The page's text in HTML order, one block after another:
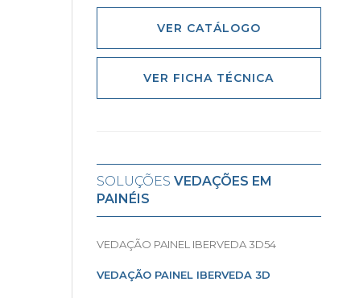
VER CATÁLOGO
VER FICHA TÉCNICA
SOLUÇÕES VEDAÇÕES EM
PAINÉIS
VEDAÇÃO PAINEL IBERVEDA 3D54
VEDAÇÃO PAINEL IBERVEDA 3D